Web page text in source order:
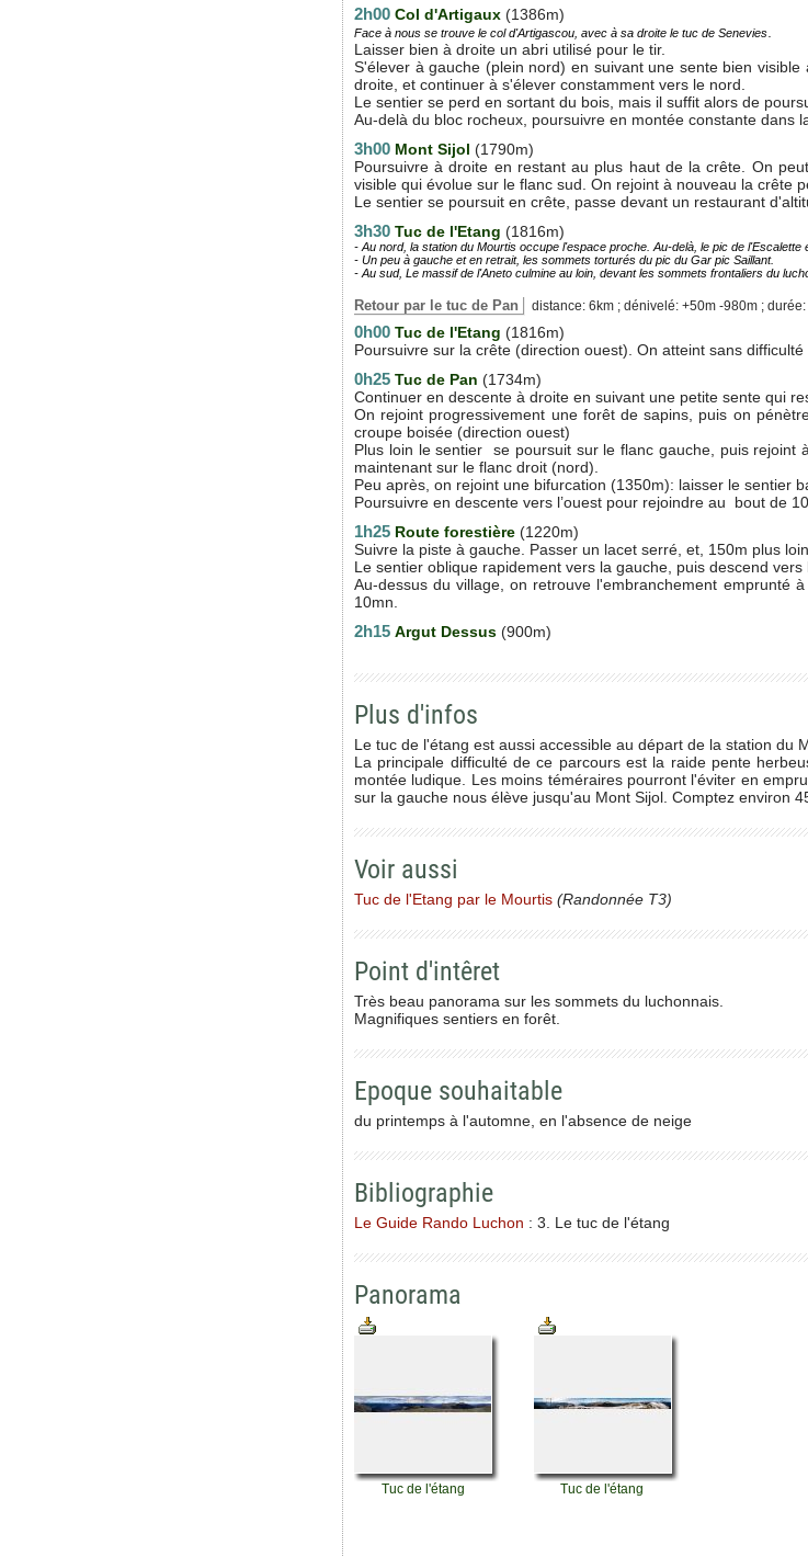
2h00 Col d'Artigaux (1386m)
Face à nous se trouve le col d'Artigascou, avec à sa droite le tuc de Senevies
Laisser bien à droite un abri utilisé pour le tir.
S'élever à gauche (plein nord) en suivant une sente bien
droite, et continuer à s'élever constamment vers le nord.
Le sentier se perd en sortant du bois, mais il suffit alors de
Au-delà du bloc rocheux, poursuivre en montée constante dans
3h00 Mont Sijol (1790m)
Poursuivre à droite en restant au plus haut de la crête. On
visible qui évolue sur le flanc sud. On rejoint à nouveau la crête
Le sentier se poursuit en crête, passe devant un restaurant
3h30 Tuc de l'Etang (1816m)
- Au nord, la station du Mourtis occupe l'espace proche. Au-delà, le pic de l'Escalette
- Un peu à gauche et en retrait, les sommets torturés du pic du Gar pic Saillant.
- Au sud, Le massif de l'Aneto culmine au loin, devant les sommets frontaliers du
Retour par le tuc de Pan distance: 6km ; dénivelé: +50m -980m ;
0h00 Tuc de l'Etang (1816m)
Poursuivre sur la crête (direction ouest). On atteint sans
0h25 Tuc de Pan (1734m)
Continuer en descente à droite en suivant une petite sente qui
On rejoint progressivement une forêt de sapins, puis on
croupe boisée (direction ouest)
Plus loin le sentier se poursuit sur le flanc gauche, puis rejoint
maintenant sur le flanc droit (nord).
Peu après, on rejoint une bifurcation (1350m): laisser le sentier
Poursuivre en descente vers l’ouest pour rejoindre au bout de
1h25 Route forestière (1220m)
Suivre la piste à gauche. Passer un lacet serré, et, 150m plus
Le sentier oblique rapidement vers la gauche, puis descend vers
Au-dessus du village, on retrouve l'embranchement emprunté
10mn.
2h15 Argut Dessus (900m)
Plus d'infos
Le tuc de l'étang est aussi accessible au départ de la station du
La principale difficulté de ce parcours est la raide pente
montée ludique. Les moins téméraires pourront l'éviter en
sur la gauche nous élève jusqu'au Mont Sijol. Comptez environ
Voir aussi
Tuc de l'Etang par le Mourtis (Randonnée T3)
Point d'intêret
Très beau panorama sur les sommets du luchonnais.
Magnifiques sentiers en forêt.
Epoque souhaitable
du printemps à l'automne, en l'absence de neige
Bibliographie
Le Guide Rando Luchon : 3. Le tuc de l'étang
Panorama
Tuc de l'étang Tuc de l'étang